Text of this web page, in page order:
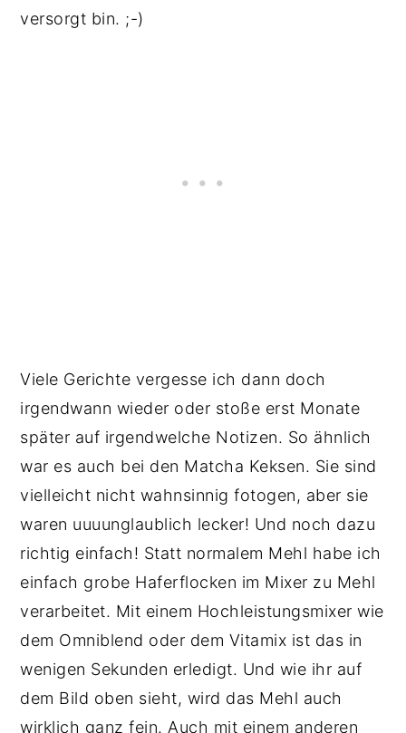
versorgt bin. ;-)
Viele Gerichte vergesse ich dann doch
irgendwann wieder oder stoße erst Monate
später auf irgendwelche Notizen. So ähnlich
war es auch bei den Matcha Keksen. Sie sind
vielleicht nicht wahnsinnig fotogen, aber sie
waren uuuunglaublich lecker! Und noch dazu
richtig einfach! Statt normalem Mehl habe ich
einfach grobe Haferflocken im Mixer zu Mehl
verarbeitet. Mit einem Hochleistungsmixer wie
dem Omniblend oder dem Vitamix ist das in
wenigen Sekunden erledigt. Und wie ihr auf
dem Bild oben sieht, wird das Mehl auch
wirklich ganz fein. Auch mit einem anderen